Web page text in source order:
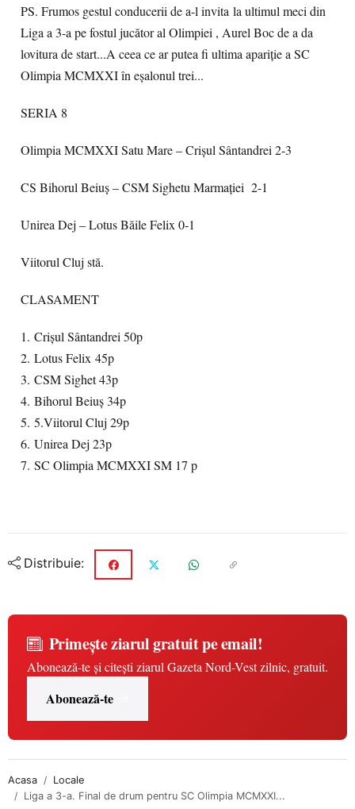
PS. Frumos gestul conducerii de a-l invita la ultimul meci din
Liga a 3-a pe fostul jucător al Olimpiei , Aurel Boc de a da
lovitura de start...A ceea ce ar putea fi ultima apariție a SC
Olimpia MCMXXI în eșalonul trei...
SERIA 8
Olimpia MCMXXI Satu Mare – Crişul Sântandrei 2-3
CS Bihorul Beiuş – CSM Sighetu Marmaţiei 2-1
Unirea Dej – Lotus Băile Felix 0-1
Viitorul Cluj stă.
CLASAMENT
1. Crișul Sântandrei 50p
2. Lotus Felix 45p
3. CSM Sighet 43p
4. Bihorul Beiuș 34p
5. 5.Viitorul Cluj 29p
6. Unirea Dej 23p
7. SC Olimpia MCMXXI SM 17 p
Distribuie:
Primește ziarul gratuit pe email!
Abonează-te și citești ziarul Gazeta Nord-Vest zilnic, gratuit.
Abonează-te
Acasa
Locale
Liga a 3-a. Final de drum pentru SC Olimpia MCMXXI...